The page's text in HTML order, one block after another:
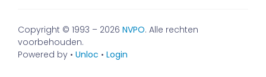
Copyright © 1993 – 2026 NVPO. Alle rechten
voorbehouden.
Powered by • Unloc • Login